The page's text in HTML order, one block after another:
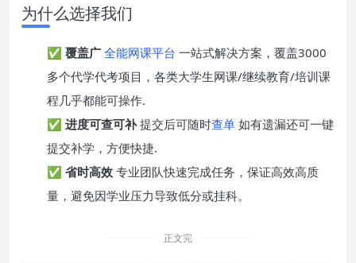
为什么选择我们
✅ 覆盖广 全能网课平台 一站式解决方案，覆盖3000
多个代学代考项目，各类大学生网课/继续教育/培训课
程几乎都能可操作.
✅ 进度可查可补提交后可随时查单 如有遗漏还可一键
提交补学，方便快捷.
✅ 省时高效 专业团队快速完成任务，保证高效高质
量，避免因学业压力导致低分或挂科。
正文完